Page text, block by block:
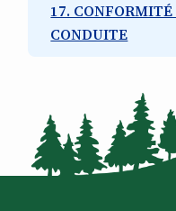
17. CONFORMITÉ
CONDUITE